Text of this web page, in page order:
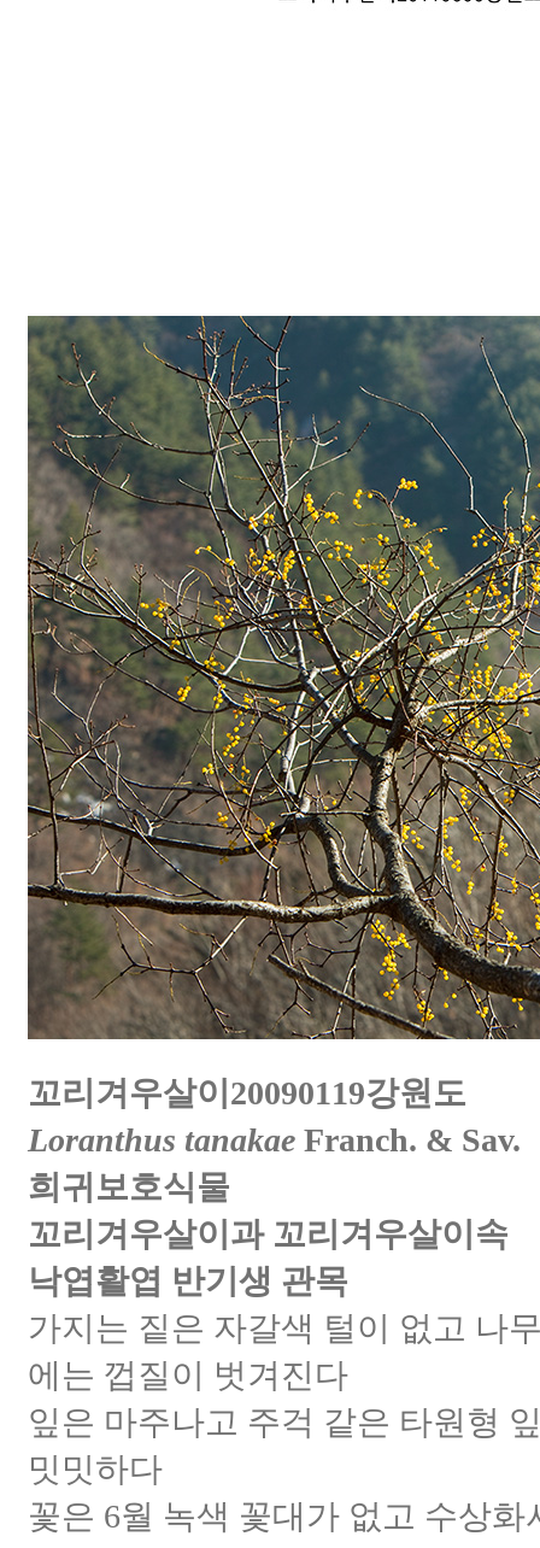
꼬리겨우살이20090119강원도
Loranthus tanakae Franch. & Sav.
희귀보호식물
꼬리겨우살이과 꼬리겨우살이속
낙엽활엽 반기생 관목
가지는 짙은 자갈색 털이 없고 나
에는 껍질이 벗겨진다
잎은 마주나고 주걱 같은 타원형
밋밋하다
꽃은 6월 녹색 꽃대가 없고 수상